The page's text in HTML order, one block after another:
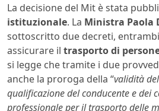
La decisione del Mit è stata
istituzionale. La Ministra Paola
sottoscritto due decreti,
assicurare il trasporto di
si legge che tramite i due
anche la proroga della “validità
qualificazione del conducente e dei
professionale per il trasporto delle